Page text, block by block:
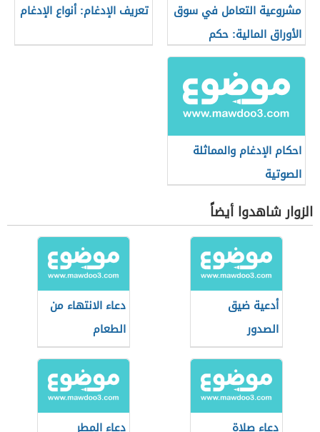
مشروعية التعامل في سوق
الأوراق المالية: حكم
التعامل في البورصة
تعريف الإدغام: أنواع الإدغام
احكام الإدغام والمماثلة
الصوتية
الزوار شاهدوا أيضاً
أدعية ضيق
الصدور
دعاء الانتهاء من
الطعام
دعاء صلاة دعاء المطر